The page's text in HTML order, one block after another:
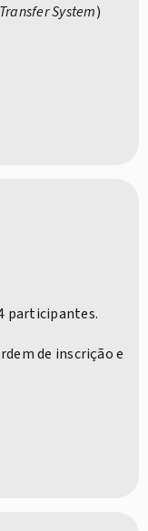
System)
participantes.
de inscrição e